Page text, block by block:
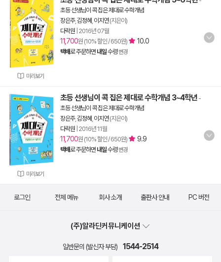
미리보기
초등 선생님이 콕 집은 제대로 수학개념
장은주, 김정혜 이지연(지은이)
다락원 2016년 07월
11,700원 (10% 할인 / 650원) 10.0
택배로 주문하면 내일수령 변경
미리보기
초등 선생님이 콕 집은 제대로 수학개념 3~4학년 -
초등 선생님이 콕 집은 제대로 수학개념
장은주, 김정혜 이지연(지은이)
다락원 2016년 11월
11,700원 (10% 할인 / 650원) 9.9
택배로 주문하면 내일수령 변경
로그인 전체 메뉴 회사 소개 출판사 안내 PC 버전
(주)알라딘커뮤니케이션
일반문의 (발신자 부담) 1544-2514